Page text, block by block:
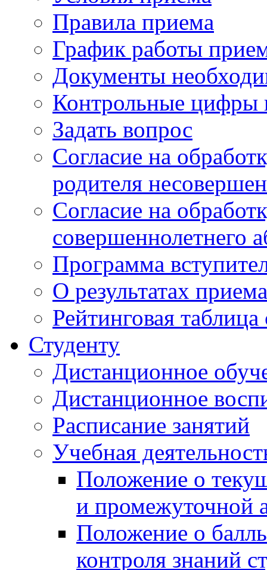
Правила приема
График работы
Документы
Контрольные цифры
Задать вопрос
Согласие на
родителя
Согласие на
совершеннолетнего
Программа
О результатах приема
Рейтинговая
Студенту
Дистанционное
Дистанционное
Расписание занятий
Учебная
Положение о
и промежуточной
Положение о
контроля знаний